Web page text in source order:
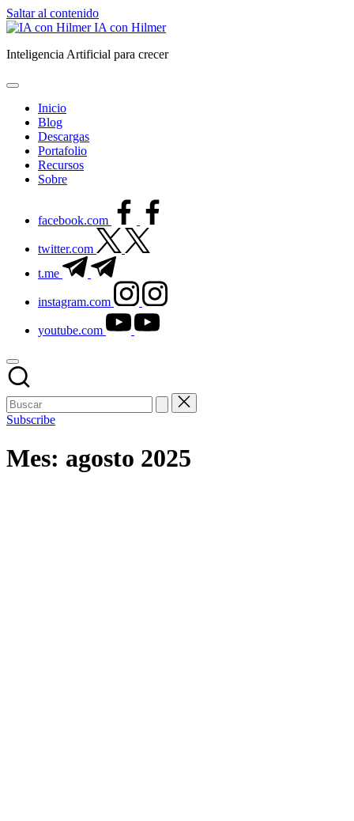
Saltar al contenido
IA con Hilmer
Inteligencia Artificial para crecer
Inicio
Blog
Descargas
Portafolio
Recursos
Sobre
facebook.com
twitter.com
t.me
instagram.com
youtube.com
Subscribe
Mes: agosto 2025